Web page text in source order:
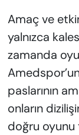
Amaç ve
yalnızca
zamanda
paslarının
onların
doğru oyunu